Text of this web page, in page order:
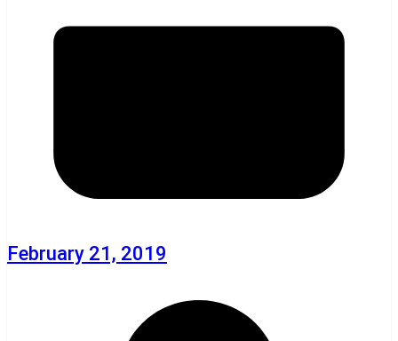
February 21, 2019